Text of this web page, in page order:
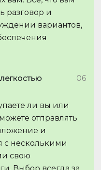
разговор и
вариантов,
06
ли вы или
отправлять
и
с несколькими
свою